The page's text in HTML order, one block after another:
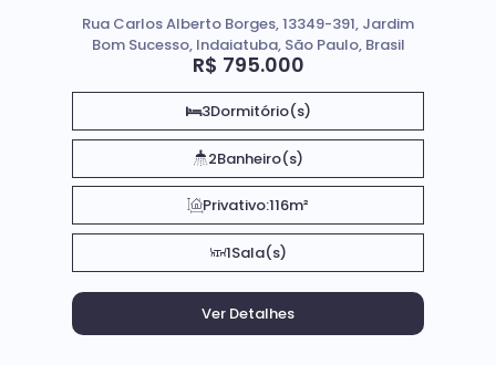
R$ 795.000
Rua Carlos Alberto Borges, 13349-391, Jardim
Bom Sucesso, Indaiatuba, São Paulo, Brasil
3Dormitório(s)
2Banheiro(s)
Privativo:116m²
1Sala(s)